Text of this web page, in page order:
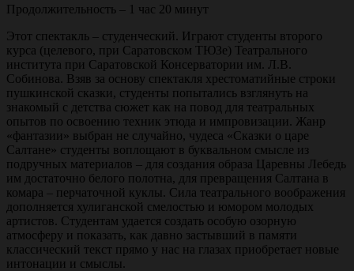
Продолжительность – 1 час 20 минут
Этот спектакль – студенческий. Играют студенты второго
курса (целевого, при Саратовском ТЮЗе) Театрального
института при Саратовской Консерватории им. Л.В.
Собинова. Взяв за основу спектакля хрестоматийные строки
пушкинской сказки, студенты попытались взглянуть на
знакомый с детства сюжет как на повод для театральных
опытов по освоению техник этюда и импровизации. Жанр
«фантазии» выбран не случайно, чудеса «Сказки о царе
Салтане» студенты воплощают в буквальном смысле из
подручных материалов – для создания образа Царевны Лебедь
им достаточно белого полотна, для превращения Салтана в
комара – перчаточной куклы. Сила театрального воображения
дополняется хулиганской смелостью и юмором молодых
артистов. Студентам удается создать особую озорную
атмосферу и показать, как давно застывший в памяти
классический текст прямо у нас на глазах приобретает новые
интонации и смыслы.